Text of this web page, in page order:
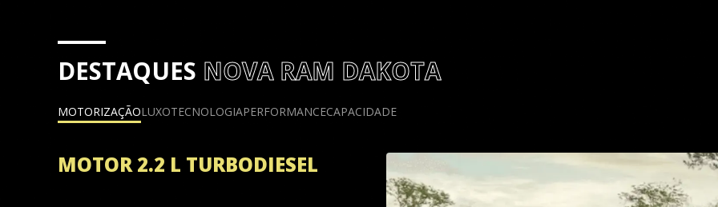
DESTAQUES NOVA RAM DAKOTA
MOTORIZAÇÃOLUXOTECNOLOGIAPERFORMANCECAPACIDADE
MOTOR 2.2 L TURBODIESEL
O PODER ENCONTRA
REFINAMENTO